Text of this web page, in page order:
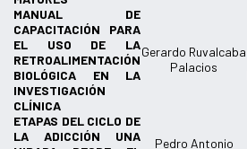
MANUAL DE
CAPACITACIÓN PARA
EL USO DE LA
RETROALIMENTACIÓN
BIOLÓGICA EN LA
INVESTIGACIÓN
CLÍNICA
Gerardo Ruvalcaba
Palacios
ETAPAS DEL CICLO DE
LA ADICCIÓN UNA
Pedro Antonio